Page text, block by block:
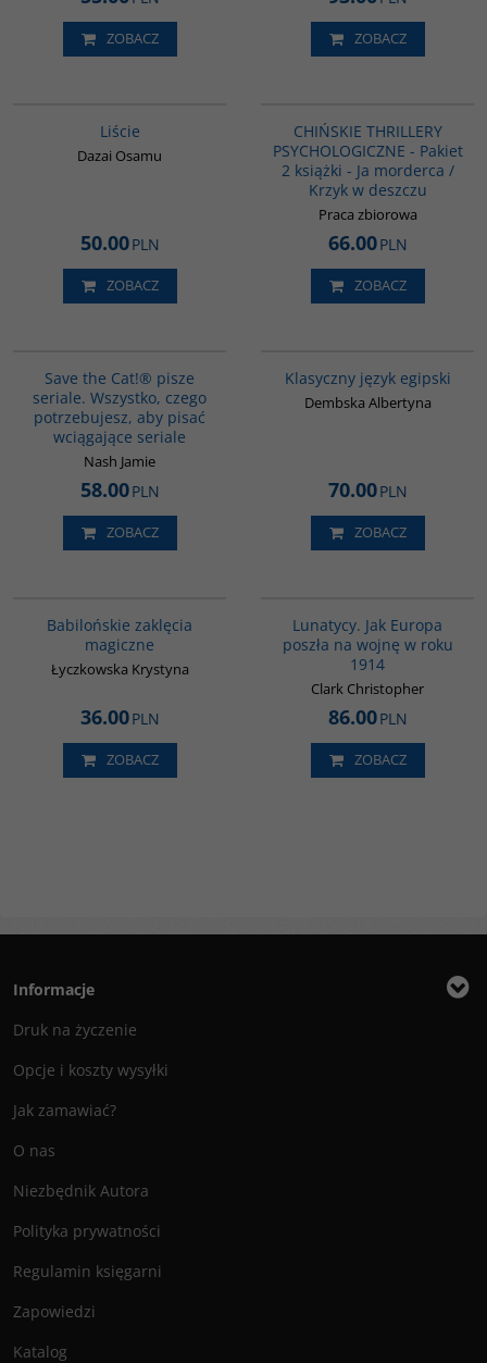
ZOBACZ ZOBACZ
Liście
Dazai Osamu
50.00PLN
ZOBACZ
CHIŃSKIE THRILLERY
PSYCHOLOGICZNE - Pakiet
2 książki - Ja morderca /
Krzyk w deszczu
Praca zbiorowa
66.00PLN
ZOBACZ
Save the Cat!® pisze
seriale. Wszystko, czego
potrzebujesz, aby pisać
wciągające seriale
Nash Jamie
58.00PLN
ZOBACZ
Klasyczny język egipski
Dembska Albertyna
70.00PLN
ZOBACZ
Babilońskie zaklęcia
magiczne
Łyczkowska Krystyna
36.00PLN
ZOBACZ
Lunatycy. Jak Europa
poszła na wojnę w roku
1914
Clark Christopher
86.00PLN
ZOBACZ
Informacje
Druk na życzenie
Opcje i koszty wysyłki
Jak zamawiać?
O nas
Niezbędnik Autora
Polityka prywatności
Regulamin księgarni
Zapowiedzi
Katalog